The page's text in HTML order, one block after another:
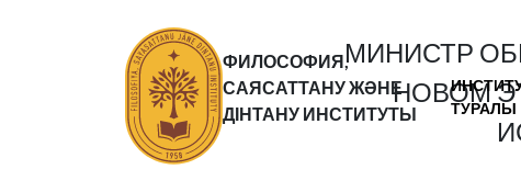
ФИЛОСОФИЯ,
САЯСАТТАНУ ЖӘНЕ
ДІНТАНУ ИНСТИТУТЫ
ТУРАЛЫ
МИНИСТР
НОВОМ